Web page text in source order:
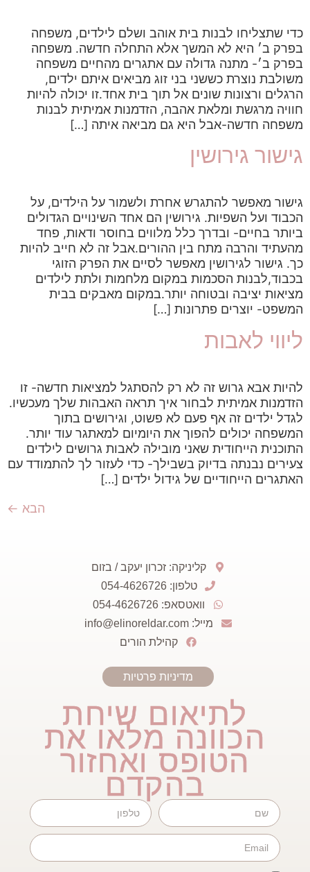
כדי שתצליחו לבנות בית אוהב ושלם לילדים, משפחה
בפרק ב׳ היא לא המשך אלא התחלה חדשה. משפחה
בפרק ב׳- מתנה גדולה עם אתגרים מהחיים משפחה
משולבת נוצרת כששני בני זוג מביאים איתם ילדים,
הרגלים ורצונות שונים אל תוך בית אחד.זו יכולה להיות
חוויה מרגשת ומלאת אהבה, הזדמנות אמיתית לבנות
משפחה חדשה-אבל היא גם מביאה איתה […]
גישור גירושין
גישור מאפשר להתגרש אחרת ולשמור על הילדים, על
הכבוד ועל השפיות. גירושין הם אחד השינויים הגדולים
ביותר בחיים- ובדרך כלל מלווים בחוסר ודאות, פחד
מהעתיד והרבה מתח בין ההורים.אבל זה לא חייב להיות
כך. גישור לגירושין מאפשר לסיים את הפרק הזוגי
בכבוד,לבנות הסכמות במקום מלחמות ולתת לילדים
מציאות יציבה ובטוחה יותר.במקום מאבקים בבית
המשפט- יוצרים פתרונות […]
ליווי לאבות
להיות אבא גרוש זה לא רק להסתגל למציאות חדשה- זו
הזדמנות אמיתית לבחור איך תראה האבהות שלך מעכשיו.
לגדל ילדים זה אף פעם לא פשוט, וגירושים בתוך
המשפחה יכולים להפוך את היומיום למאתגר עוד יותר.
התוכנית הייחודית שאני מובילה לאבות גרושים לילדים
צעירים נבנתה בדיוק בשבילך- כדי לעזור לך להתמודד עם
האתגרים הייחודיים של גידול ילדים […]
הבא ←
קליניקה: זכרון יעקב / בזום
טלפון: 054-4626726
וואטסאפ: 054-4626726
מייל: info@elinoreldar.com
קהילת הורים
מדיניות פרטיות
לתיאום שיחת
הכוונה מלאו את
הטופס ואחזור
בהקדם